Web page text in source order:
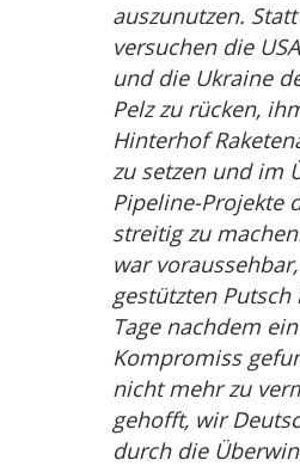
auszunutzen.
versuchen die
und die Ukraine
Pelz zu rücken,
Hinterhof
zu setzen und im
Pipeline-Projekte
streitig zu
war
gestützten Putsch
Tage nachdem
Kompromiss
nicht mehr zu
gehofft, wir
durch die